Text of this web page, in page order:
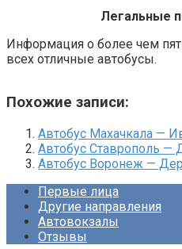
Легальные
Информация о более чем
всех отличные автобусы.
Похожие записи:
Автобус Махачкала —
Автобус Ставрополь —
Автобус Воронеж —
Первые лица
Другие направления
Автовокзалы
Отзывы